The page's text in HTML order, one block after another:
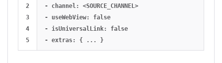
2
3
4
- channel: <SOURCE_CHANNEL>
- useWebView: false
- isUniversalLink: false